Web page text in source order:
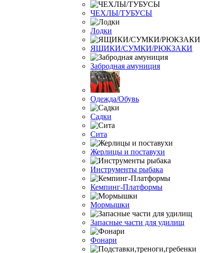
ЧЕХЛЫ/ТУБУСЫ
Лодки
ЯЩИКИ/СУМКИ/РЮКЗАКИ
Забродная амуниция
Одежда/Обувь
Садки
Сита
Жерлицы и поставухи
Инструменты рыбака
Кемпинг-Платформы
Мормышки
Запасные части для удилищ
Фонари